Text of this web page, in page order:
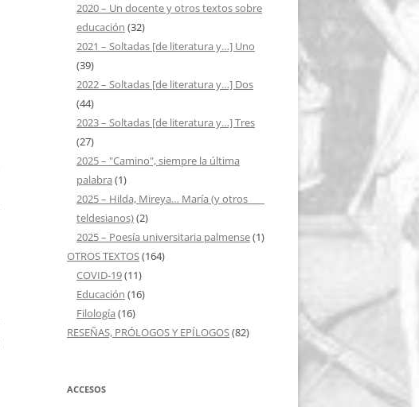
2020 – Un docente y otros textos sobre
educación (32)
2021 – Soltadas [de literatura y…] Uno
(39)
2022 – Soltadas [de literatura y…] Dos
(44)
2023 – Soltadas [de literatura y…] Tres
(27)
2025 – "Camino", siempre la última
palabra (1)
2025 – Hilda, Mireya… María (y otros ___
teldesianos)(2)
2025 – Poesía universitaria palmense(1)
OTROS TEXTOS(164)
COVID-19(11)
Educación (16)
Filología (16)
RESEÑAS, PRÓLOGOS Y EPÍLOGOS(82)
ACCESOS